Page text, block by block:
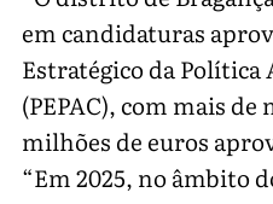
em candidaturas
Estratégico da
(PEPAC), com mais
milhões de euros
“Em 2025, no âmbito